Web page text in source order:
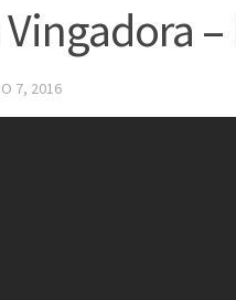
Vingadora
7, 2016